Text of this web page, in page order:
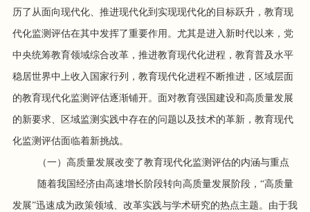
历了从面向现代化、推进现代化到实现现代化的目标跃升，教育现
代化监测评估在其中发挥了重要作用。尤其是进入新时代以来，党
中央统筹教育领域综合改革，推进教育现代化进程，教育普及水平
稳居世界中上收入国家行列，教育现代化进程不断推进，区域层面
的教育现代化监测评估逐渐铺开。面对教育强国建设和高质量发展
的新要求、区域监测实践中存在的问题以及技术的革新，教育现代
化监测评估面临着新挑战。
（一）高质量发展改变了教育现代化监测评估的内涵与重点
随着我国经济由高速增长阶段转向高质量发展阶段，“高质量
发展”迅速成为政策领域、改革实践与学术研究的热点主题。由于我